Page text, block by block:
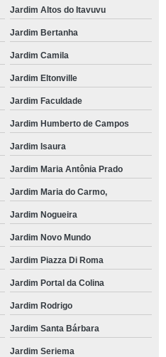
Jardim Altos do Itavuvu
Jardim Bertanha
Jardim Camila
Jardim Eltonville
Jardim Faculdade
Jardim Humberto de Campos
Jardim Isaura
Jardim Maria Antônia Prado
Jardim Maria do Carmo,
Jardim Nogueira
Jardim Novo Mundo
Jardim Piazza Di Roma
Jardim Portal da Colina
Jardim Rodrigo
Jardim Santa Bárbara
Jardim Seriema